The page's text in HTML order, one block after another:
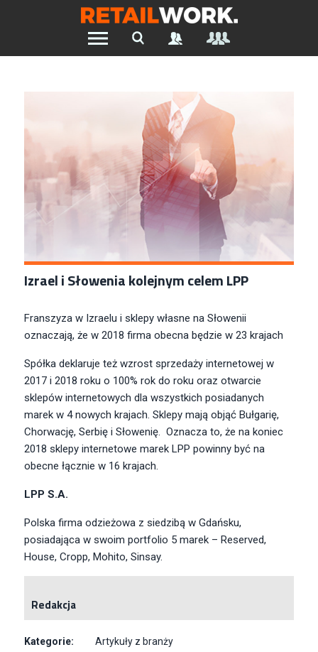
Ecommerce
Szukaj oferty pracy:
Chcesz być na bieżąco z najnowszymi ofertami w branży.
Załóż konto
Izrael i Słowenia kolejnym celem LPP
Franszyza w Izraelu i sklepy własne na Słowenii
oznaczają, że w 2018 firma obecna będzie w 23 krajach
Spółka deklaruje też wzrost sprzedaży internetowej w
2017 i 2018 roku o 100% rok do roku oraz otwarcie
sklepów internetowych dla wszystkich posiadanych
marek w 4 nowych krajach. Sklepy mają objąć Bułgarię,
Chorwację, Serbię i Słowenię. Oznacza to, że na koniec
2018 sklepy internetowe marek LPP powinny być na
obecne łącznie w 16 krajach.
LPP S.A.
Polska firma odzieżowa z siedzibą w Gdańsku,
posiadająca w swoim portfolio 5 marek – Reserved,
House, Cropp, Mohito, Sinsay.
Redakcja
Kategorie: Artykuły z branży